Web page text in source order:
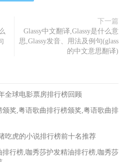
下一篇
Glassy中文翻译,Glassy是什么意
思,Glassy发音、用法及例句(glass
的中文意思翻译)
全球电影票房排行榜回顾
颁奖,粤语歌曲排行榜颁奖,粤语歌曲排
吃虎的小说排行榜前十名推荐
排行榜,咖秀莎护发精油排行榜,咖秀莎